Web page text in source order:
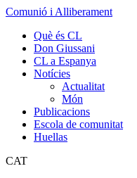
Comunió i Alliberament
Què és CL
Don Giussani
CL a Espanya
Notícies
Actualitat
Món
Publicacions
Escola de comunitat
Huellas
CAT